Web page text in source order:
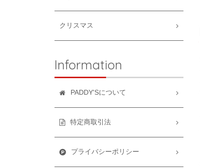
クリスマス
Information
PADDY'Sについて
特定商取引法
プライバシーポリシー